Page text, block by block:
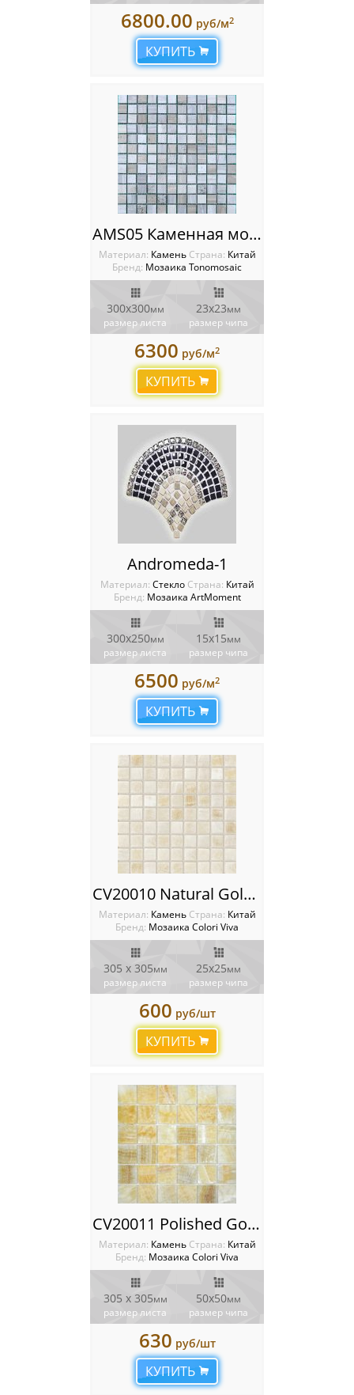
6800.00 руб/м2
КУПИТЬ
AMS05 Каменная мозаика Tonomosaic
Материал: Камень Cтрана: Китай
Бренд: Мозаика Tonomosaic
300х300мм
размер листа
23х23мм
размер чипа
6300 руб/м2
КУПИТЬ
Andromeda-1
Материал: Стекло Cтрана: Китай
Бренд: Мозаика ArtMoment
300x250мм
размер листа
15х15мм
размер чипа
6500 руб/м2
КУПИТЬ
CV20010 Natural Golden Oniyx 2.5X2.5 30.5X30.5 Мозаика Colori Viva Natural Stone
Материал: Камень Cтрана: Китай
Бренд: Мозаика Colori Viva
305 х 305мм
размер листа
25х25мм
размер чипа
600 руб/шт
КУПИТЬ
CV20011 Polished Golden Oniyx Мозаика Colori Viva Natural Stone
Материал: Камень Cтрана: Китай
Бренд: Мозаика Colori Viva
305 х 305мм
размер листа
50х50мм
размер чипа
630 руб/шт
КУПИТЬ